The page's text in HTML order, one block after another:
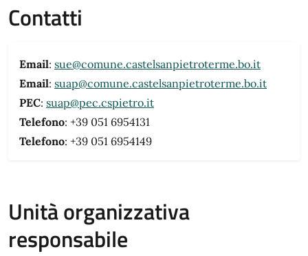
Contatti
Email: sue@comune.castelsanpietroterme.bo.it
Email: suap@comune.castelsanpietroterme.bo.it
PEC: suap@pec.cspietro.it
Telefono: +39 051 6954131
Telefono: +39 051 6954149
Unità organizzativa
responsabile